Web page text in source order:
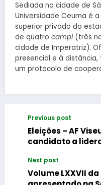
Sediada na cidade de
Universidade Ceuma é
superior privado do
de quatro campi(três
cidade de Imperatriz).
presencial e à
um protocolo de
Previous post
Eleições – AF
candidato a
Next post
Volume LXXVII